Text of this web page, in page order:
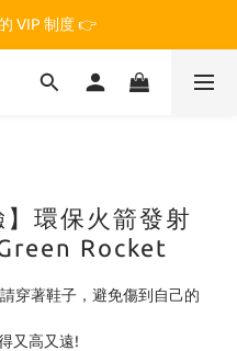
STEM.org 教育平台
VIP 制度 👉
STEM.org 教育平台
】環保火箭發射
Rocket
穿著鞋子，避免傷到自己的
又高又遠!